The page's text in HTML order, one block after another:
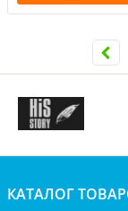
КАТАЛОГ